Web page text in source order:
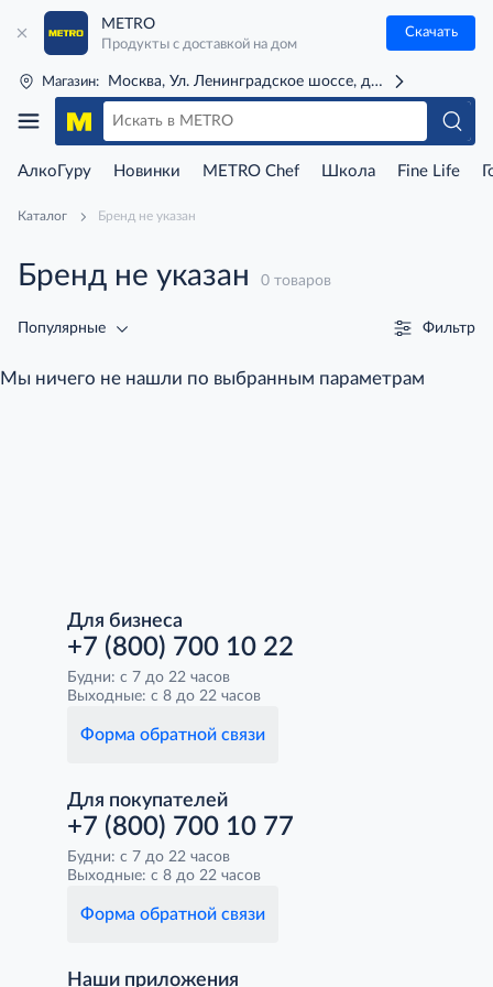
METRO
Продукты с доставкой на дом
Скачать
Магазин: Москва, Ул. Ленинградское шоссе, д. 71Г (м. Речной
АлкоГуру Новинки METRO Chef Школа Fine Life
Каталог Бренд не указан
Бренд не указан 0 товаров
Популярные Фильтр
Мы ничего не нашли по выбранным параметрам
Для бизнеса
+7 (800) 700 10 22
Будни: с 7 до 22 часов
Выходные: с 8 до 22 часов
Форма обратной связи
Для покупателей
+7 (800) 700 10 77
Будни: с 7 до 22 часов
Выходные: с 8 до 22 часов
Форма обратной связи
Наши приложения